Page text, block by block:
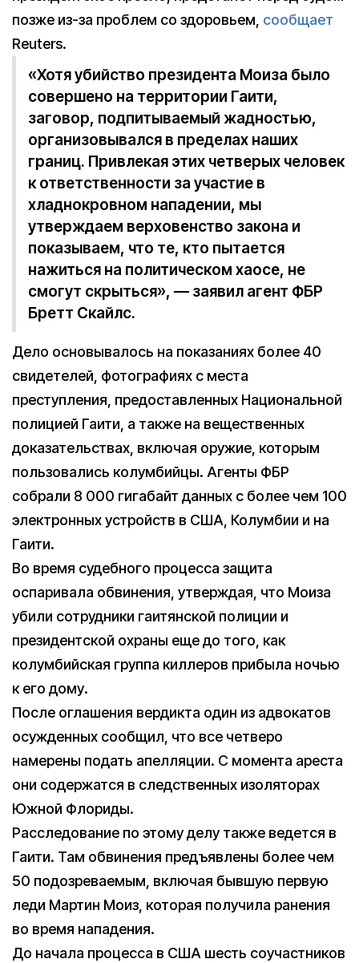
позже из-за проблем со здоровьем, сообщает
Reuters.
«Хотя убийство президента Моиза было
совершено на территории Гаити,
заговор, подпитываемый жадностью,
организовывался в пределах наших
границ. Привлекая этих четверых человек
к ответственности за участие в
хладнокровном нападении, мы
утверждаем верховенство закона и
показываем, что те, кто пытается
нажиться на политическом хаосе, не
смогут скрыться», — заявил агент ФБР
Бретт Скайлс.
Дело основывалось на показаниях более 40
свидетелей, фотографиях с места
преступления, предоставленных Национальной
полицией Гаити, а также на вещественных
доказательствах, включая оружие, которым
пользовались колумбийцы. Агенты ФБР
собрали 8 000 гигабайт данных с более чем 100
электронных устройств в США, Колумбии и на
Гаити.
Во время судебного процесса защита
оспаривала обвинения, утверждая, что Моиза
убили сотрудники гаитянской полиции и
президентской охраны еще до того, как
колумбийская группа киллеров прибыла ночью
к его дому.
После оглашения вердикта один из адвокатов
осужденных сообщил, что все четверо
намерены подать апелляции. С момента ареста
они содержатся в следственных изоляторах
Южной Флориды.
Расследование по этому делу также ведется в
Гаити. Там обвинения предъявлены более чем
50 подозреваемым, включая бывшую первую
леди Мартин Моиз, которая получила ранения
во время нападения.
До начала процесса в США шесть соучастников